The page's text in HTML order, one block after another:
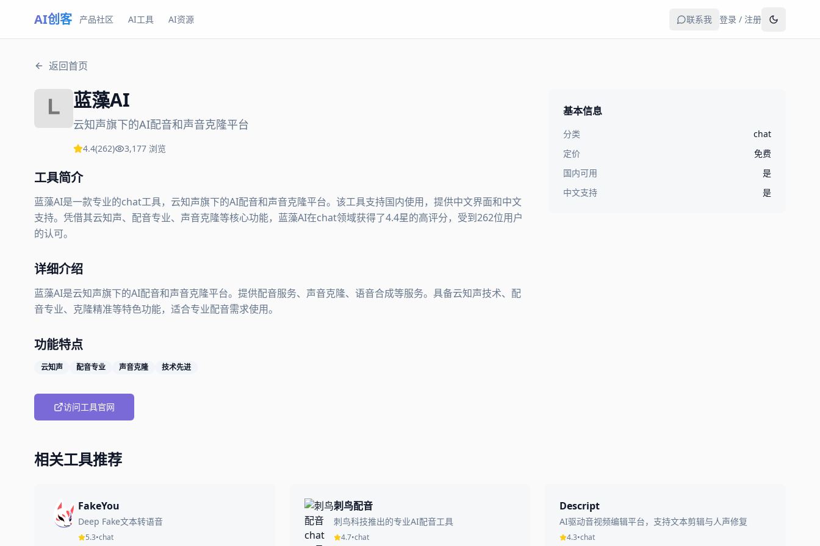
AI创客 产品社区 AI工具 AI资源 联系我 登录 / 注册
返回首页
蓝藻AI
云知声旗下的AI配音和声音克隆平台
4.4(262) 3,177 浏览
工具简介
蓝藻AI是一款专业的chat工具，云知声旗下的AI配音和声音克隆平台。该工具支持国内使用，提供中文界面和中文
支持。凭借其云知声、配音专业、声音克隆等核心功能，蓝藻AI在chat领域获得了4.4星的高评分，受到262位用户
的认可。
详细介绍
蓝藻AI是云知声旗下的AI配音和声音克隆平台。提供配音服务、声音克隆、语音合成等服务。具备云知声技术、配
音专业、克隆精准等特色功能，适合专业配音需求使用。
功能特点
云知声 配音专业 声音克隆 技术先进
访问工具官网
基本信息
分类
chat
定价
免费
国内可用
是
中文支持
是
相关工具推荐
FakeYou
Deep Fake文本转语音
5.3•chat
刺鸟配音
刺鸟科技推出的专业AI配音工具
4.7•chat
Descript
AI驱动音视频编辑平台，支持文本剪辑与人声修复
4.3•chat